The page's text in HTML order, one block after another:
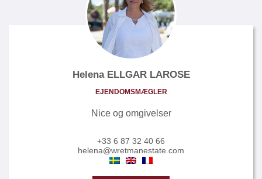
Helena ELLGAR LAROSE
EJENDOMSMÆGLER
Nice og omgivelser
+33 6 87 32 40 66
helena@wretmanestate.com